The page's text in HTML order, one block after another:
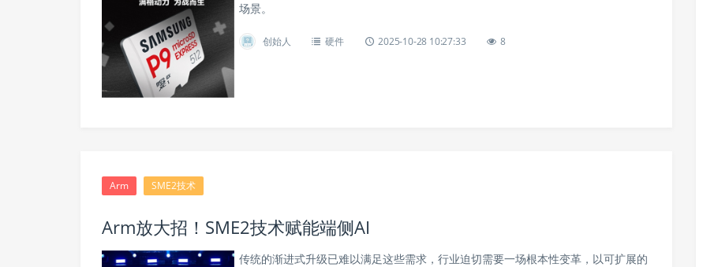
场景。
创始人 硬件 2025-10-28 10:27:33 8
Arm SME2技术
Arm放大招！SME2技术赋能端侧AI
传统的渐进式升级已难以满足这些需求，行业迫切需要一场根本性变革，以可扩展的